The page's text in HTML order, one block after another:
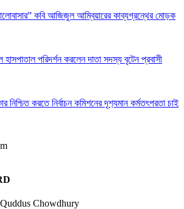
কবি আজিজুল আম্বিয়ারের কাব্যগ্রন্থের মোড়ক
পরিদর্শন করলেন দাতা সদস্য বৃটেন প্রবাসী
নিশ্চিত করতে নির্বাচন কমিশনের দৃশ‍্যমান কর্মতৎপরতা চাই
Chowdhury